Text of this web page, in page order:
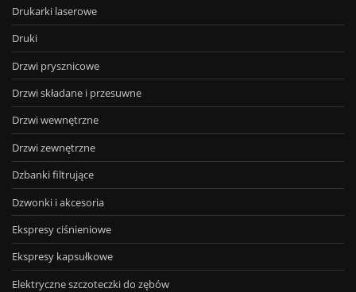
Drukarki laserowe
Druki
Drzwi prysznicowe
Drzwi składane i przesuwne
Drzwi wewnętrzne
Drzwi zewnętrzne
Dzbanki filtrujące
Dzwonki i akcesoria
Ekspresy ciśnieniowe
Ekspresy kapsułkowe
Elektryczne szczoteczki do zębów